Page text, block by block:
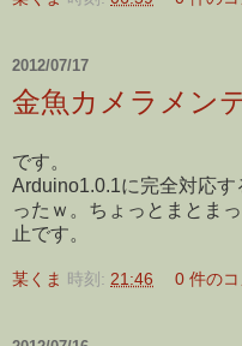
2012/07/17
金魚カメラメン
です。
Arduino1.0.1に完全対応
ったｗ。ちょっとまとま
止です。
某くま 時刻: 21:46 0 件の